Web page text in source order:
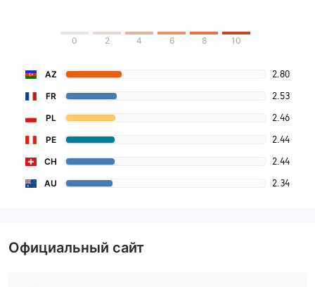
0 2 4 6 8 10
AZ 2.80
FR 2.53
PL 2.46
PE 2.44
CH 2.44
AU 2.34
Официальный сайт